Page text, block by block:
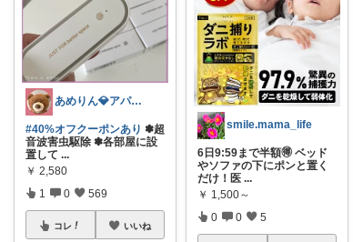
あめりん💎アパレル♡グルメ♡インテリア
#40%オフクーポンあり ✽超
音波害虫駆除 ✽各部屋に設
置して ...
￥ 2,580
1 0 569
コレ いいね
smile.mama_life
6日9:59まで半額🉐 ベッド
やソファの下にポンと置く
だけ！医 ...
￥ 1,500～
0 0 5